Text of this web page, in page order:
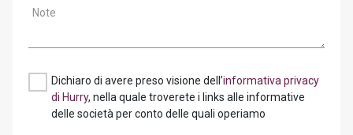
Note
Dichiaro di avere preso visione dell’informativa privacy
di Hurry, nella quale troverete i links alle informative
delle società per conto delle quali operiamo